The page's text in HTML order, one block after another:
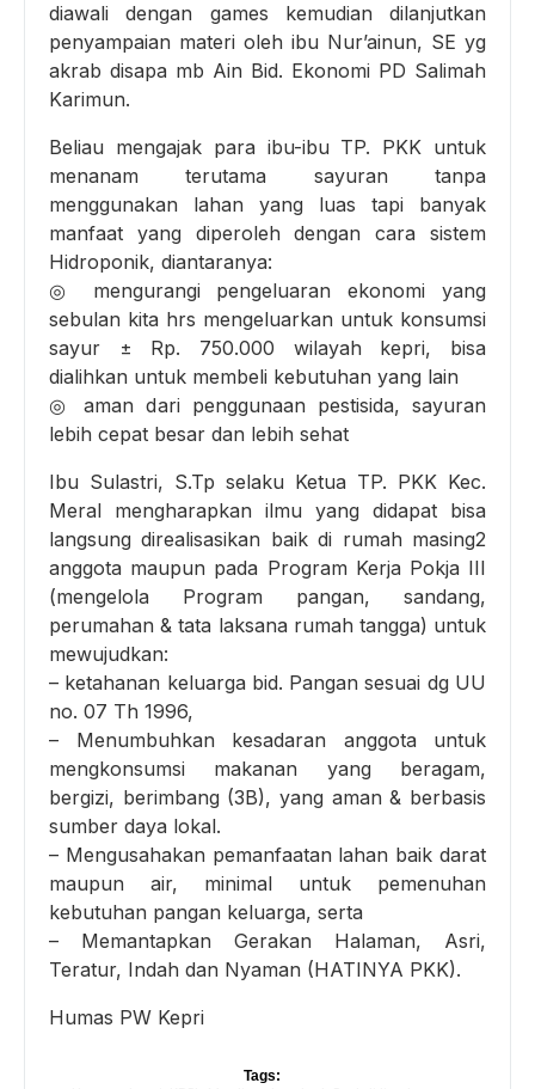
diawali dengan games kemudian dilanjutkan
penyampaian materi oleh ibu Nur’ainun, SE yg
akrab disapa mb Ain Bid. Ekonomi PD Salimah
Karimun.
Beliau mengajak para ibu-ibu TP. PKK untuk
menanam terutama sayuran tanpa
menggunakan lahan yang luas tapi banyak
manfaat yang diperoleh dengan cara sistem
Hidroponik, diantaranya:
◎ mengurangi pengeluaran ekonomi yang
sebulan kita hrs mengeluarkan untuk konsumsi
sayur ± Rp. 750.000 wilayah kepri, bisa
dialihkan untuk membeli kebutuhan yang lain
◎ aman dari penggunaan pestisida, sayuran
lebih cepat besar dan lebih sehat
Ibu Sulastri, S.Tp selaku Ketua TP. PKK Kec.
Meral mengharapkan ilmu yang didapat bisa
langsung direalisasikan baik di rumah masing2
anggota maupun pada Program Kerja Pokja III
(mengelola Program pangan, sandang,
perumahan & tata laksana rumah tangga) untuk
mewujudkan:
– ketahanan keluarga bid. Pangan sesuai dg UU
no. 07 Th 1996,
– Menumbuhkan kesadaran anggota untuk
mengkonsumsi makanan yang beragam,
bergizi, berimbang (3B), yang aman & berbasis
sumber daya lokal.
– Mengusahakan pemanfaatan lahan baik darat
maupun air, minimal untuk pemenuhan
kebutuhan pangan keluarga, serta
– Memantapkan Gerakan Halaman, Asri,
Teratur, Indah dan Nyaman (HATINYA PKK).
Humas PW Kepri
Tags: